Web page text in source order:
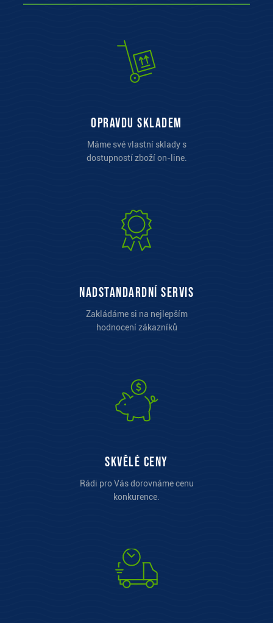
opravdu skladem
Máme své vlastní sklady s
dostupností zboží on-line.
Nadstandardní servis
Zakládáme si na nejlepším
hodnocení zákazníků
Skvělé ceny
Rádi pro Vás dorovnáme cenu
konkurence.